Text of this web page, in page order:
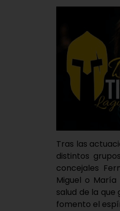
Tras las
distintos
concejales
Miguel o
salud de la
fomento el